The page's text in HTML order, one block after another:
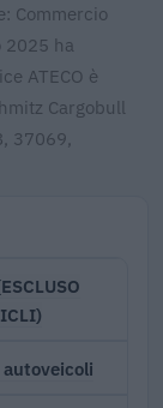
Commercio
2025 ha
ATECO è
Cargobull
37069,